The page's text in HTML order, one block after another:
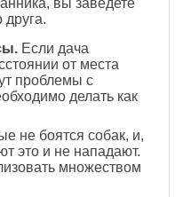
вы заведете
друга.
Если дача
от места
проблемы с
делать как
не боятся собак, и,
это и не нападают.
множеством